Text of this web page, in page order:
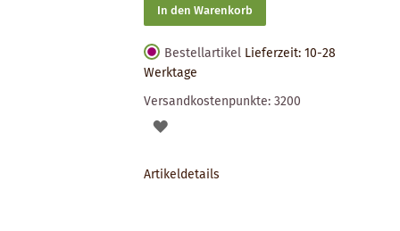
In den Warenkorb
Bestellartikel Lieferzeit: 10-28
Werktage
Versandkostenpunkte:3200
AUF
Artikeldetails